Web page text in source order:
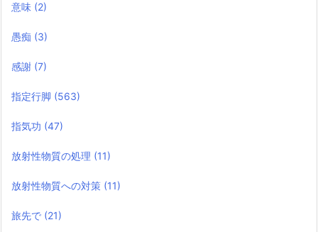
意味 (2)
愚痴 (3)
感謝 (7)
指定行脚 (563)
指気功 (47)
放射性物質の処理 (11)
放射性物質への対策 (11)
旅先で (21)